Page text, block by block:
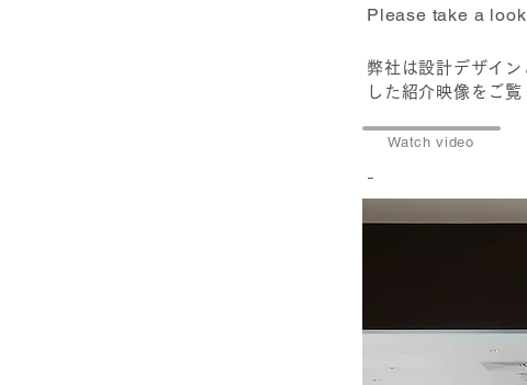
Please take a
弊社は設計デザイ
した紹介映像をご覧
Watch video
-